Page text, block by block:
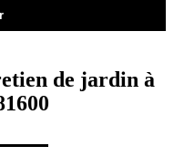
de jardin à